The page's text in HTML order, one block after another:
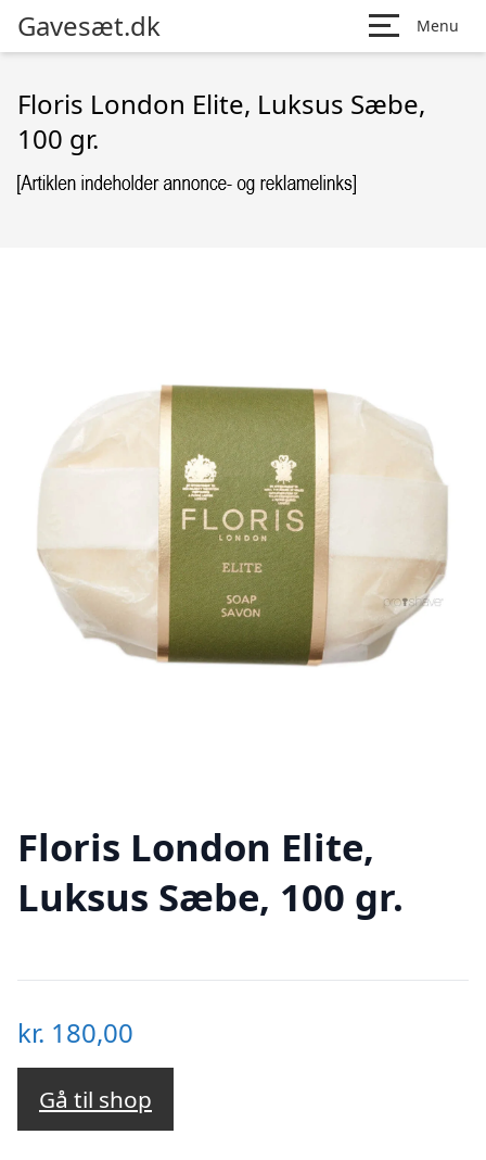
Gavesæt.dk Menu
Floris London Elite, Luksus Sæbe,
100 gr.
Floris London Elite,
Luksus Sæbe, 100 gr.
kr. 180,00
Gå til shop